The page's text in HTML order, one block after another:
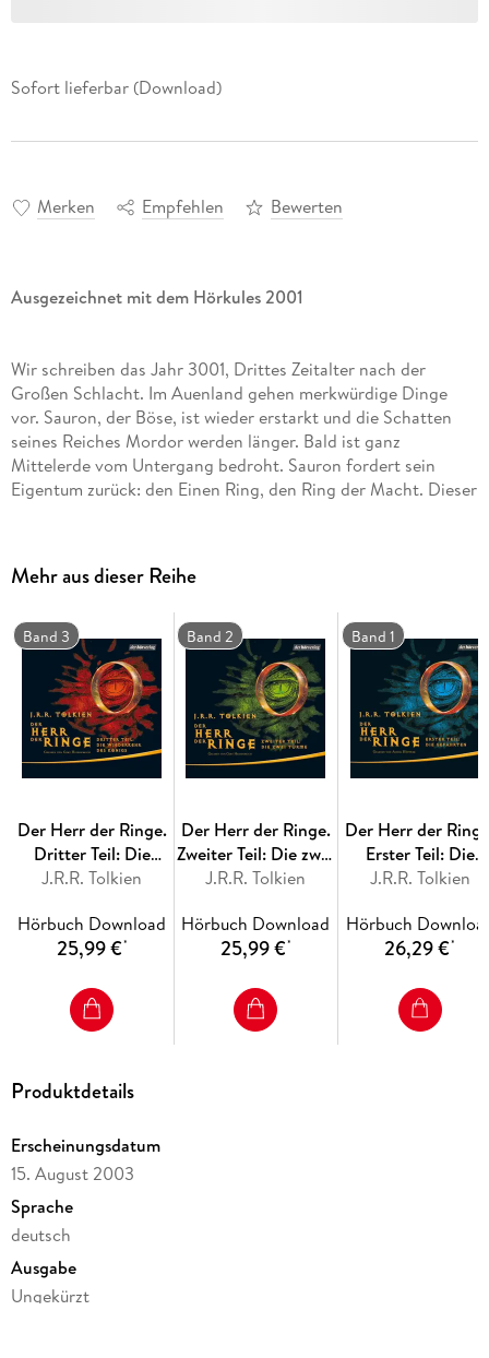
Sofort lieferbar (Download)
Merken Empfehlen Bewerten
Ausgezeichnet mit dem Hörkules 2001
Wir schreiben das Jahr 3001, Drittes Zeitalter nach der
Großen Schlacht. Im Auenland gehen merkwürdige Dinge
vor. Sauron, der Böse, ist wieder erstarkt und die Schatten
seines Reiches Mordor werden länger. Bald ist ganz
Mittelerde vom Untergang bedroht. Sauron fordert sein
Eigentum zurück: den Einen Ring, den Ring der Macht. Dieser
die Hände gefallen. Nur er allein kann Mittelerde retten und
macht sich auf zum Schicksalsberg. Und so beginnen die
Die kleinen Hobbits aus dem Auenland sind spätestens seit
"Der kleine Hobbit" die unbestrittenen Stars der Fantasy-
Literatur.
Mehr aus dieser Reihe
Band 3
Der Herr der Ringe.
Dritter Teil: Die
Wiederkehr des
J.R.R. Tolkien
Hörbuch Download
25,99 €*
Band 2
Der Herr der Ringe.
Zweiter Teil: Die zwei
Türme
J.R.R. Tolkien
Hörbuch Download
25,99 €*
Band 1
Der Herr der
Erster Teil: Die
Gefährten
J.R.R. Tolkien
Hörbuch
26,29 €*
Produktdetails
Erscheinungsdatum
15. August 2003
Sprache
deutsch
Ausgabe
Ungekürzt